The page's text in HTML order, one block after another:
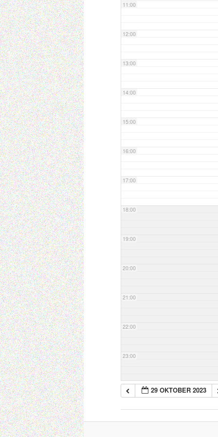
11:00
12:00
13:00
14:00
15:00
16:00
17:00
18:00
19:00
20:00
21:00
22:00
23:00
29 OKTOBER 2023